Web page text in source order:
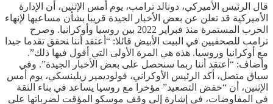
قال ‌الرئيس الأميركي، دونالد ترامب، يوم أمس الإثنين، أن الإدارة
الأميركية قد تعلن عن بعض الأخبار الجيدة قريبا بشأن مساعيها ‌لإنهاء
الحرب المستمرة منذ فبراير 2022 بين روسيا وأوكرانيا. وصرح
ترامب للصحفيين في البيت الأبيض قائلا: “أعتقد أننا ‍نحقق تقدما جيدا
مع أوكرانيا وروسيا. هذه ‌هي المرة الأولى التي أقول فيها ذلك”.
وأضاف: “أعتقد ‌أننا ربما سنحصل على بعض الأخبار الجيدة”. وفي
سياق متصل، أكد الرئيس الأوكراني، فولوديمير زيلينسكي، يوم أمس
الإثنين، أن “خفض التصعيد” مؤخرا مع روسيا يساعد في بناء الثقة
في المفاوضات، في إشارة إلى وقف موسكو المؤقت لضرباتها على